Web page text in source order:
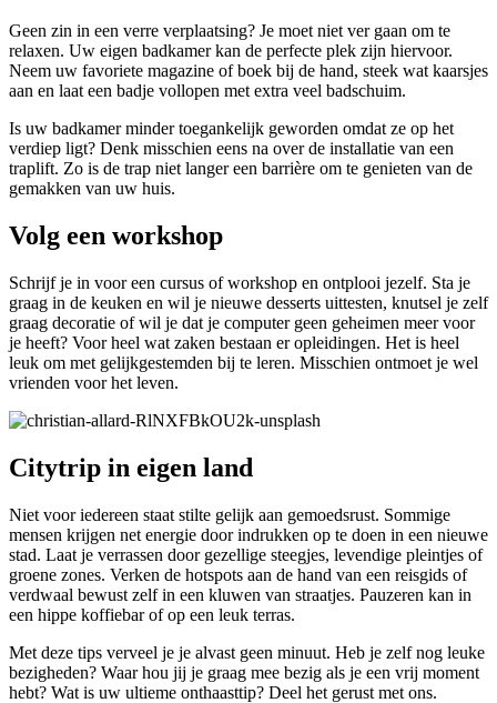
Geen zin in een verre verplaatsing? Je moet niet ver gaan om te
relaxen. Uw eigen badkamer kan de perfecte plek zijn hiervoor.
Neem uw favoriete magazine of boek bij de hand, steek wat kaarsjes
aan en laat een badje vollopen met extra veel badschuim.
Is uw badkamer minder toegankelijk geworden omdat ze op het
verdiep ligt? Denk misschien eens na over de installatie van een
traplift. Zo is de trap niet langer een barrière om te genieten van de
gemakken van uw huis.
Volg een workshop
Schrijf je in voor een cursus of workshop en ontplooi jezelf. Sta je
graag in de keuken en wil je nieuwe desserts uittesten, knutsel je zelf
graag decoratie of wil je dat je computer geen geheimen meer voor
je heeft? Voor heel wat zaken bestaan er opleidingen. Het is heel
leuk om met gelijkgestemden bij te leren. Misschien ontmoet je wel
vrienden voor het leven.
Citytrip in eigen land
Niet voor iedereen staat stilte gelijk aan gemoedsrust. Sommige
mensen krijgen net energie door indrukken op te doen in een nieuwe
stad. Laat je verrassen door gezellige steegjes, levendige pleintjes of
groene zones. Verken de hotspots aan de hand van een reisgids of
verdwaal bewust zelf in een kluwen van straatjes. Pauzeren kan in
een hippe koffiebar of op een leuk terras.
Met deze tips verveel je je alvast geen minuut. Heb je zelf nog leuke
bezigheden? Waar hou jij je graag mee bezig als je een vrij moment
hebt? Wat is uw ultieme onthaasttip? Deel het gerust met ons.